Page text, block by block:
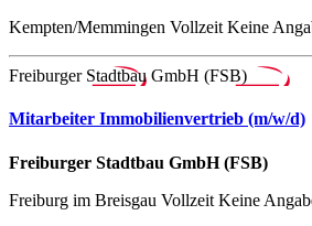
Kempten/Memmingen Vollzeit Keine
Freiburger Stadtbau GmbH (FSB)
Mitarbeiter Immobilienvertrieb (m/w/d)
Freiburger Stadtbau GmbH (FSB)
Freiburg im Breisgau Vollzeit Keine